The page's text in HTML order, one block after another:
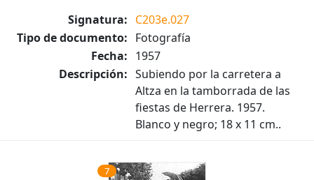
Signatura: C203e.027
Tipo de documento: Fotografía
Fecha: 1957
Descripción: Subiendo por la carretera a
Altza en la tamborrada de las
fiestas de Herrera. 1957.
Blanco y negro; 18 x 11 cm..
7